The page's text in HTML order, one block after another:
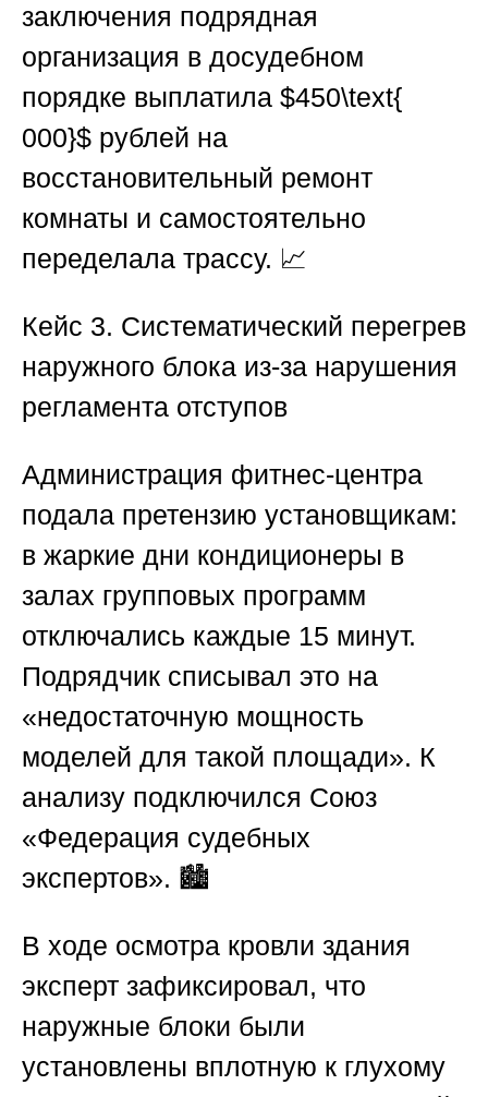
заключения подрядная
организация в досудебном
порядке выплатила $450\text{
000}$ рублей на
восстановительный ремонт
комнаты и самостоятельно
переделала трассу. 📈
Кейс 3. Систематический перегрев
наружного блока из-за нарушения
регламента отступов
Администрация фитнес-центра
подала претензию установщикам:
в жаркие дни кондиционеры в
залах групповых программ
отключались каждые 15 минут.
Подрядчик списывал это на
«недостаточную мощность
моделей для такой площади». К
анализу подключился Союз
«Федерация судебных
экспертов». 🏙️
В ходе осмотра кровли здания
эксперт зафиксировал, что
наружные блоки были
установлены вплотную к глухому